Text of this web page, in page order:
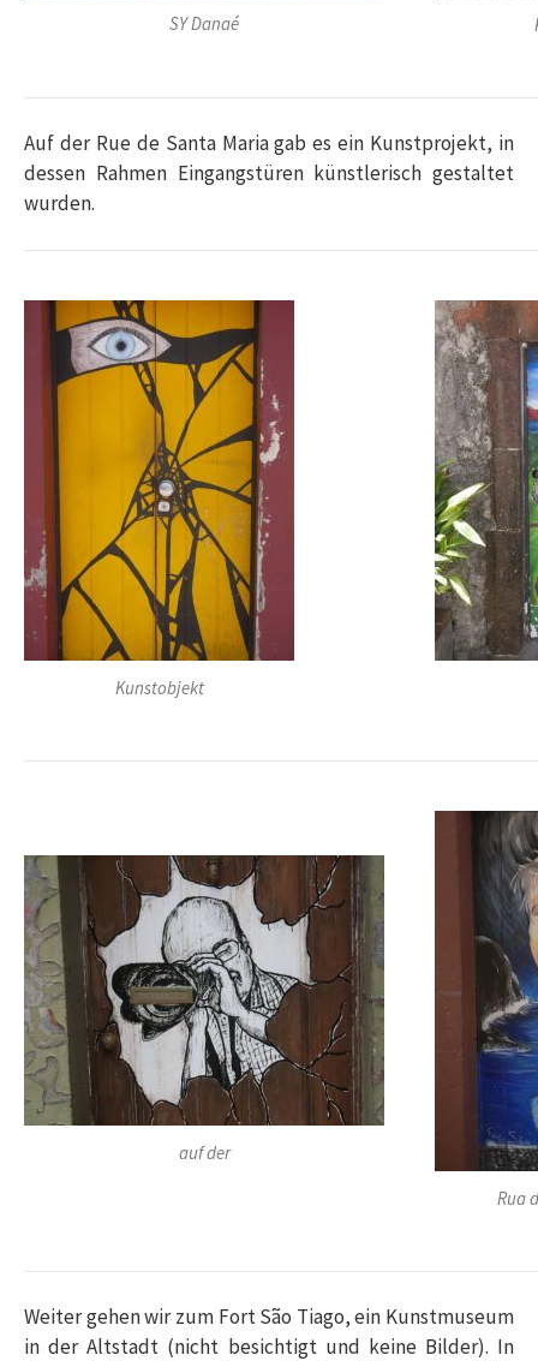
SY Danaé
Auf der Rue de Santa Maria gab es ein Kunstprojekt, in
dessen Rahmen Eingangstüren künstlerisch gestaltet
wurden.
Kunstobjekt
auf der
Rua
Weiter gehen wir zum Fort São Tiago, ein Kunstmuseum
in der Altstadt (nicht besichtigt und keine Bilder). In